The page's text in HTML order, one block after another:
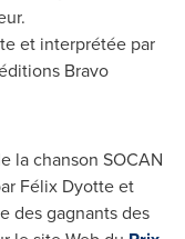
et interprétée par
Bravo
lachanson SOCAN
Félix Dyotte et
des gagnants des